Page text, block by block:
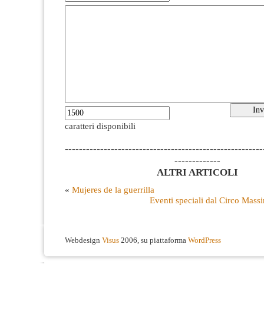
caratteri disponibili
-------------
ALTRI ARTICOLI
« Mujeres de la guerrilla
Eventi speciali dal Circo
Webdesign Visus 2006, su piattaforma WordPress